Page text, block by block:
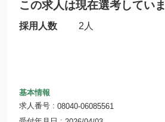
この求人は現在選考していま
採用人数 2人
基本情報
求人番号
08040-06085561